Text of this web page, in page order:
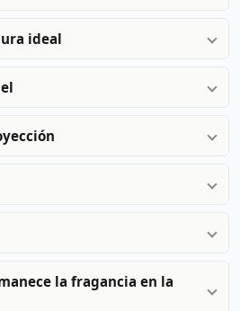
ideal
la fragancia en la